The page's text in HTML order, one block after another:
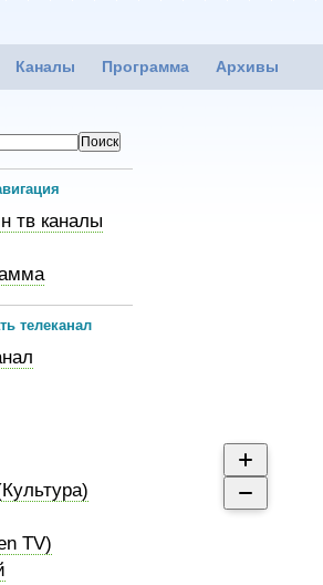
Каналы Программа Архивы
тв каналы
телеканал
TV)